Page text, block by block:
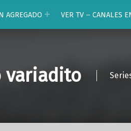
AGREGADO VER TV – CANALES
variadito